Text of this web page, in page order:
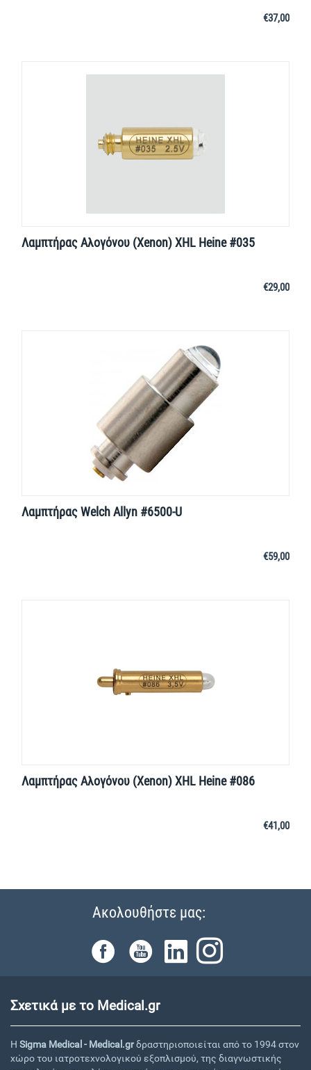
€37,00
Λαμπτήρας Αλογόνου (Xenon) XHL Heine #035
€29,00
Λαμπτήρας Welch Allyn #6500-U
€59,00
Λαμπτήρας Αλογόνου (Xenon) XHL Heine #086
€41,00
Ακολουθήστε μας:
Σχετικά με το Medical.gr
Η Sigma Medical - Medical.grδραστηριοποιείται από το 1994 στον
χώρο του ιατροτεχνολογικού εξοπλισμού, της διαγνωστικής